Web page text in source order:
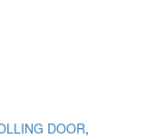
DOOR,